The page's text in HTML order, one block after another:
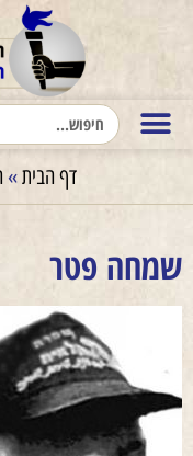
דף הבית»
שמחה פטר